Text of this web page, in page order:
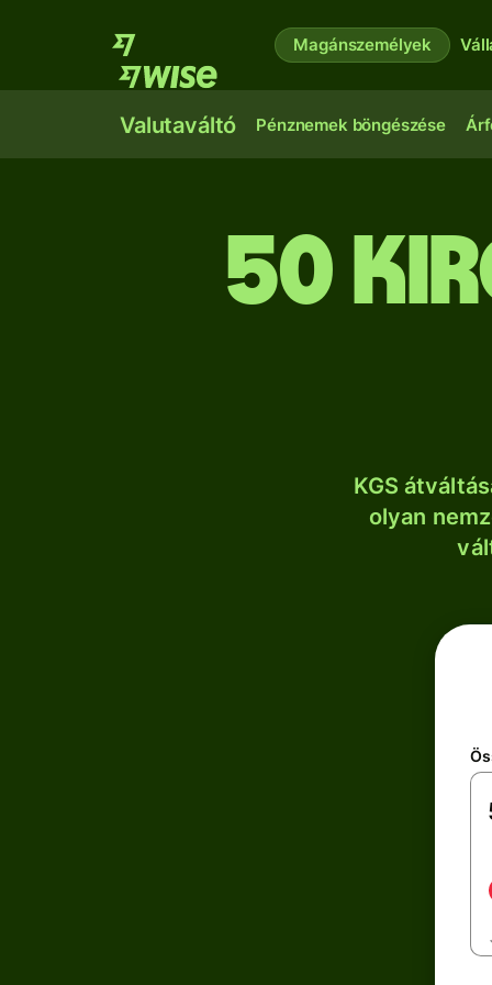
Magánszemélyek
Valutaváltó Pénznemek böngészése
50
KGS
olyan